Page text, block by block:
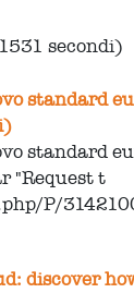
secondi)
standard
standard
"Request t
P/
discover